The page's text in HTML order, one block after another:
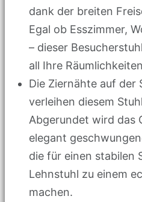
dank der breiten
Egal ob Esszimmer,
– dieser
all Ihre
Die Ziernähte auf der
verleihen diesem
Abgerundet wird das
elegant
die für einen stabilen
Lehnstuhl zu einem
machen.